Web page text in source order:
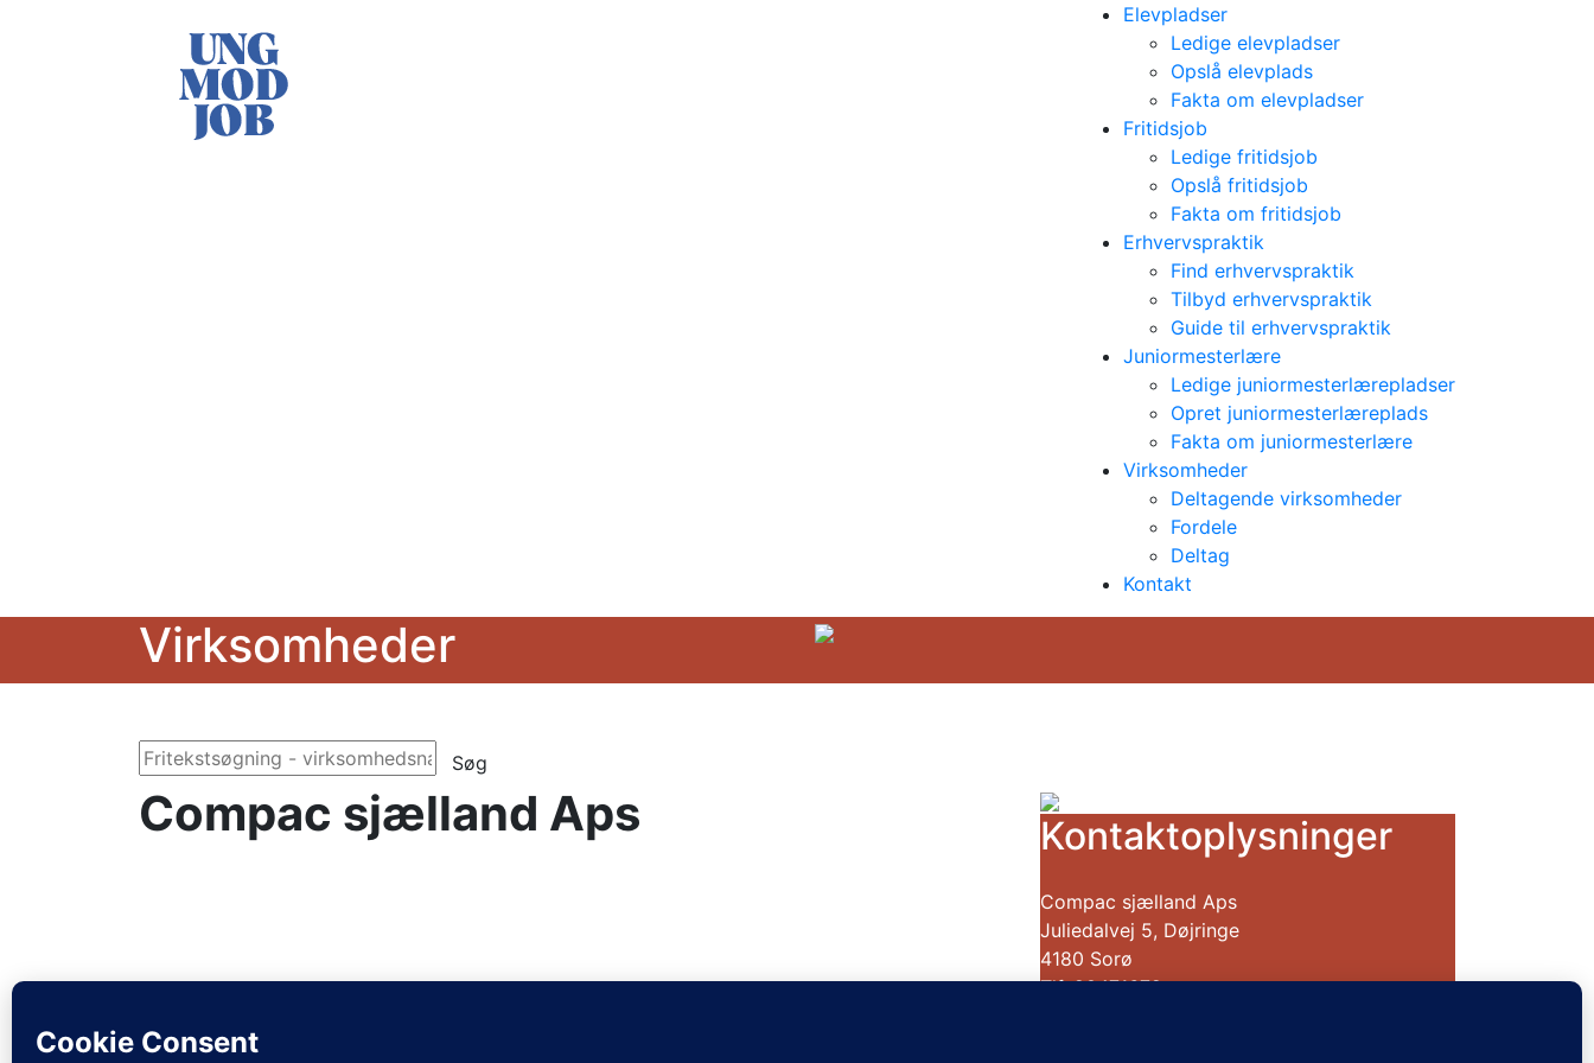
Elevpladser
Ledige elevpladser
Opslå elevplads
Fakta om elevpladser
Fritidsjob
Ledige fritidsjob
Opslå fritidsjob
Fakta om fritidsjob
Erhvervspraktik
Find erhvervspraktik
Tilbyd erhvervspraktik
Guide til erhvervspraktik
Juniormesterlære
Ledige juniormesterlærepladser
Opret juniormesterlæreplads
Fakta om juniormesterlære
Virksomheder
Deltagende virksomheder
Fordele
Deltag
Kontakt
Virksomheder
Søg
Compac sjælland Aps Kontaktoplysninger
Compac sjælland Aps
Juliedalvej 5, Døjringe
4180 Sorø
Tlf. 20471672